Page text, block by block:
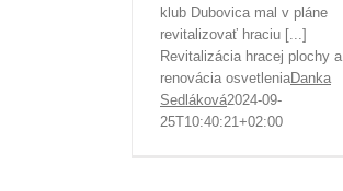
klub Dubovica mal v pláne
revitalizovať hraciu [...]
Revitalizácia hracej plochy a
renovácia osvetleniaDanka
Sedláková2024-09-
25T10:40:21+02:00